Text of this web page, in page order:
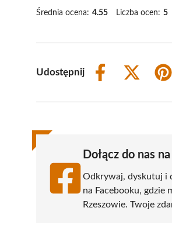
Średnia ocena: 4.55 Liczba ocen: 5
Udostępnij
Share
Share
(Twitter)
Dołącz do nas
Odkrywaj, dyskutuj i
na Facebooku, gdzie
Rzeszowie. Twoje